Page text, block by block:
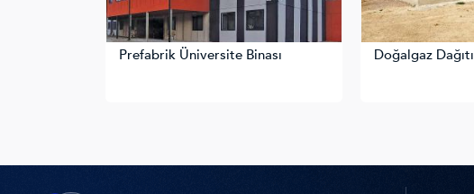
Prefabrik Üniversite Binası Doğalgaz